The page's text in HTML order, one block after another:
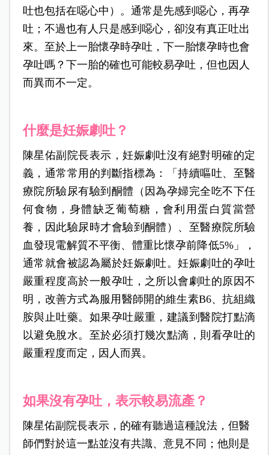
吐也包括在噁心中）。通常是先感到噁心，再孕
吐；不過也有人只是感到噁心，卻沒有真正吐出
來。至於上一胎懷孕時孕吐，下一胎懷孕時也會
孕吐嗎？下一胎的確也可能較易孕吐，但也因人
而異而不一定。
什麼是妊娠劇吐？
陳星佑副院長表示，妊娠劇吐沒有絕對明確的定
義，通常常用的判斷指標為：「持續嘔吐、至醫
療院所驗尿有驗到酮體（因為孕婦完全吃不下任
何食物，身體缺乏葡萄糖，會利用蛋白質當營
養，因此驗尿時才會驗到酮體）、至醫療院所驗
血發現電解質不平衡、體重比懷孕前降低5%」，
通常就會被認為屬於妊娠劇吐。妊娠劇吐的孕吐
嚴重程度高於一般孕吐，之所以會劇吐的原因不
明，改善方式為服用醫師開的維生素B6、抗組織
胺與止吐藥。如果孕吐嚴重，建議到醫院打點滴
以避免脫水。至於必須打幾次點滴，則看孕吐的
嚴重程度而定，因人而異。
如果沒有孕吐，表示較易流產？
陳星佑副院長表示，的確有聽過這種說法，但醫
師們對於這一點並沒有共識、意見不同；他則是